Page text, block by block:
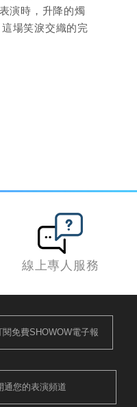
演時，升降的燭
場笑淚交織的完
線上專人服務
閱免費SHOWOW電子報
通您的表演頻道